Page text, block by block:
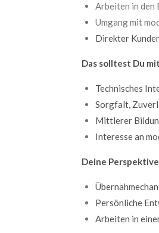
Arbeiten in den
Umgang mit
Direkter
Das solltest Du
Technisches
Sorgfalt,
Mittlerer
Interesse an
Deine
Persönliche
Arbeiten in